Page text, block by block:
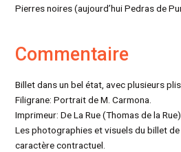
Pierres noires (aujourd’hui Pedras de
Commentaire
Billet dans un bel état, avec plusieurs
Filigrane: Portrait de M. Carmona.
Imprimeur: De La Rue (Thomas de la Rue).
Les photographies et visuels du billet
caractère contractuel.